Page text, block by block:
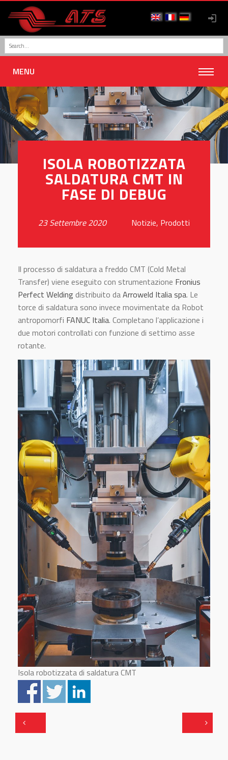
MENU
ISOLA ROBOTIZZATA
SALDATURA CMT IN
FASE DI DEBUG
23 Settembre 2020 Notizie, Prodotti
Il processo di saldatura a freddo CMT (Cold Metal
Transfer) viene eseguito con strumentazione Fronius
Perfect Weldingdistribuito daArroweld Italia spa. Le
torce di saldatura sono invece movimentate da Robot
antropomorfi FANUC Italia. Completano l’applicazione i
due motori controllati con funzione di settimo asse
rotante.
Isola robotizzata di saldatura CMT